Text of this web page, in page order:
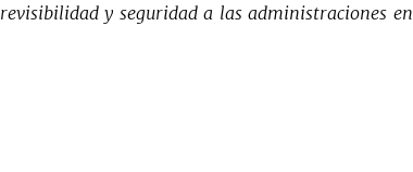
y seguridad a las administraciones en